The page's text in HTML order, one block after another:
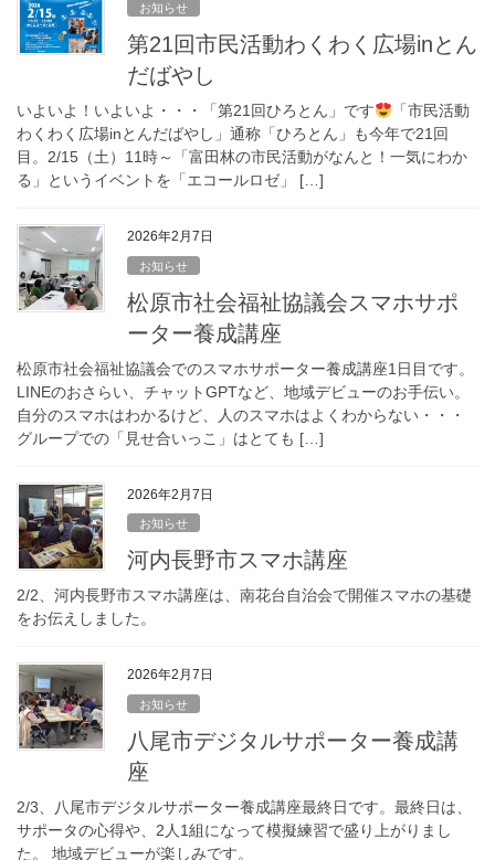
お知らせ
第21回市民活動わくわく広場inとん
だばやし
いよいよ！いよいよ・・・「第21回ひろとん」です
「市民活動
わくわく広場inとんだばやし」通称「ひろとん」も今年で21回
目。2/15（土）11時～「富田林の市民活動がなんと！一気にわか
る」というイベントを「エコールロゼ」 […]
2026年2月7日
お知らせ
松原市社会福祉協議会スマホサポ
ーター養成講座
松原市社会福祉協議会でのスマホサポーター養成講座1日目です。
LINEのおさらい、チャットGPTなど、地域デビューのお手伝い。
自分のスマホはわかるけど、人のスマホはよくわからない・・・
グループでの「見せ合いっこ」はとても […]
2026年2月7日
お知らせ
河内長野市スマホ講座
2/2、河内長野市スマホ講座は、南花台自治会で開催スマホの基礎
をお伝えしました。
2026年2月7日
お知らせ
八尾市デジタルサポーター養成講
座
2/3、八尾市デジタルサポーター養成講座最終日です。最終日は、
サポータの心得や、2人1組になって模擬練習で盛り上がりまし
た。 地域デビューが楽しみです。